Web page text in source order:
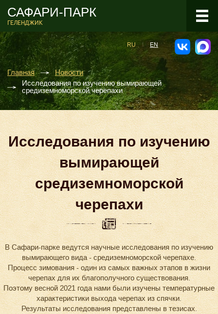
САФАРИ-ПАРК
ГЕЛЕНДЖИК
RU EN
Главная
Новости
Исследования по изучению вымирающей
средиземноморской черепахи
Исследования по изучению
вымирающей
средиземноморской
черепахи
В Сафари-парке ведутся научные исследования по изучению
вымирающего вида - средиземноморской черепахе.
Процесс зимования - один из самых важных этапов в жизни
черепах для их благополучного существования.
Поэтому весной 2021 года нами были изучены температурные
характеристики выхода черепах из спячки.
Результаты исследования представлены в тезисах.